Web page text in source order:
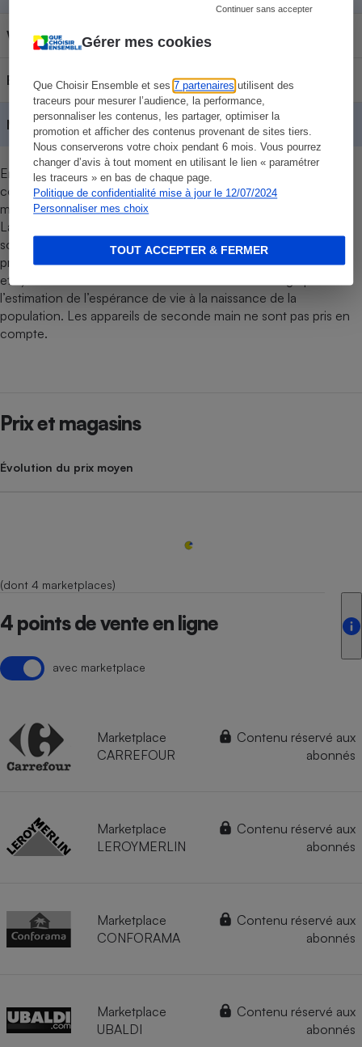
Gérer mes cookies
Que Choisir Ensemble et ses7 partenaires utilisent des
traceurs pour mesurer l’audience, la performance,
personnaliser les contenus, les partager, optimiser la
promotion et afficher des contenus provenant de sites tiers.
Nous conserverons votre choix pendant 6 mois. Vous pourrez
changer d’avis à tout moment en utilisant le lien « paramétrer
les traceurs » en bas de chaque page.
Politique de confidentialité mise à jour le 12/07/2024
Personnaliser mes choix
Continuer sans accepter
TOUT ACCEPTER & FERMER
Whirlpool Contenu réservé aux abonnés
Beko Contenu réservé aux abonnés
Moyennes Contenu réservé aux abonnés
En juin 2025, une enquête a été réalisée auprès de 13 309
consommateurs européens pour connaître la fiabilité des
marques de réfrigérateurs-congélateurs.
La durée de vie et l’espérance de vie sans pannes d’un produit
sont calculées à partir de la probabilité de fin de vie ou de la
probabilité de pannes à chaque âge de l’appareil (1 an, 2 ans,
etc.). Cette méthode est celle actuellement en usage pour
l’estimation de l’espérance de vie à la naissance de la
population. Les appareils de seconde main ne sont pas pris en
compte.
Prix et magasins
Évolution du prix moyen
(dont 4 marketplaces)
4 points de vente en ligne
avec marketplace
Marketplace
CARREFOUR
Contenu réservé aux
abonnés
Marketplace
LEROYMERLIN
Contenu réservé aux
abonnés
Marketplace
CONFORAMA
Contenu réservé aux
abonnés
Marketplace
UBALDI
Contenu réservé aux
abonnés